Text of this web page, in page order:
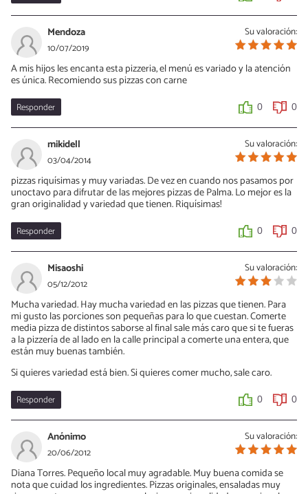
Su valoración:
Mendoza
10/07/2019
A mis hijos les encanta esta pizzeria, el menú es variado y la atención
es única. Recomiendo sus pizzas con carne
Responder 0 0
Su valoración:
mikidell
03/04/2014
pizzas riquísimas y muy variadas. De vez en cuando nos pasamos por
unoctavo para difrutar de las mejores pizzas de Palma. Lo mejor es la
gran originalidad y variedad que tienen. Riquísimas!
Responder 0 0
Su valoración:
Misaoshi
05/12/2012
Mucha variedad. Hay mucha variedad en las pizzas que tienen. Para
mi gusto las porciones son pequeñas para lo que cuestan. Comerte
media pizza de distintos saborse al final sale más caro que si te fueras
a la pizzería de al lado en la calle principal a comerte una entera, que
están muy buenas también.
Si quieres variedad está bien. Si quieres comer mucho, sale caro.
Responder 0 0
Su valoración:
Anónimo
20/06/2012
Diana Torres. Pequeño local muy agradable. Muy buena comida se
nota que cuidad los ingredientes. Pizzas originales, ensaladas muy